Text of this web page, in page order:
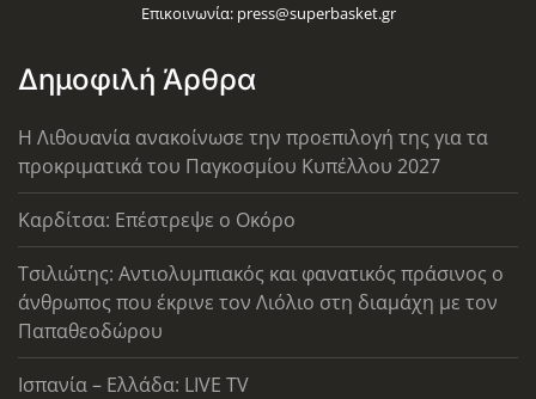
Επικοινωνία: press@superbasket.gr
Δημοφιλή Άρθρα
Η Λιθουανία ανακοίνωσε την προεπιλογή της για τα
προκριματικά του Παγκοσμίου Κυπέλλου 2027
Καρδίτσα: Επέστρεψε ο Οκόρο
Τσιλιώτης: Αντιολυμπιακός και φανατικός πράσινος ο
άνθρωπος που έκρινε τον Λιόλιο στη διαμάχη με τον
Παπαθεοδώρου
Ισπανία – Ελλάδα: LIVE TV